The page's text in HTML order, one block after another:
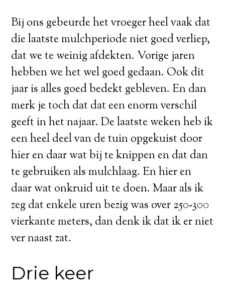
Bij ons gebeurde het vroeger heel vaak dat
die laatste mulchperiode niet goed verliep,
dat we te weinig afdekten. Vorige jaren
hebben we het wel goed gedaan. Ook dit
jaar is alles goed bedekt gebleven. En dan
merk je toch dat dat een enorm verschil
geeft in het najaar. De laatste weken heb ik
een heel deel van de tuin opgekuist door
hier en daar wat bij te knippen en dat dan
te gebruiken als mulchlaag. En hier en
daar wat onkruid uit te doen. Maar als ik
zeg dat enkele uren bezig was over 250-300
vierkante meters, dan denk ik dat ik er niet
ver naast zat.
Drie keer